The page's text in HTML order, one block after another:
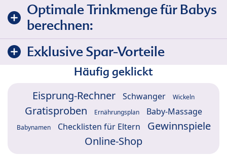
Optimale Trinkmenge für Babys
berechnen:
Exklusive Spar-Vorteile
Häufig geklickt
Eisprung-Rechner Schwanger Wickeln
Gratisproben Ernährungsplan Baby-Massage
Babynamen Checklisten für Eltern
Gewinnspiele
Online-Shop